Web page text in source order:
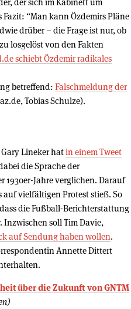
“Man kann Özdemirs Pläne
drüber – die Frage ist nur, ob
losgelöst von den Fakten
schiebt Özdemir radikales
betreffend: Falschmeldung der
Tobias Schulze).
Lineker hatin einem Tweet
die Sprache der
1930er-Jahre verglichen. Darauf
auf vielfältigen Protest stieß. So
die Fußball-Berichterstattung
Inzwischen soll Tim Davie,
auf Sendung haben wollen.
Annette Dittert
über die Zukunft von GNTM